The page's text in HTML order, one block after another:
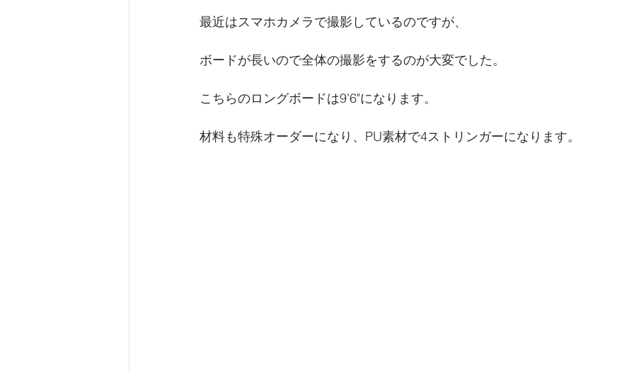
最近はスマホカメラで撮影しているのですが、
ボードが長いので全体の撮影をするのが大変でした。
こちらのロングボードは9'6"になります。
材料も特殊オーダーになり、PU素材で4ストリンガーになります。